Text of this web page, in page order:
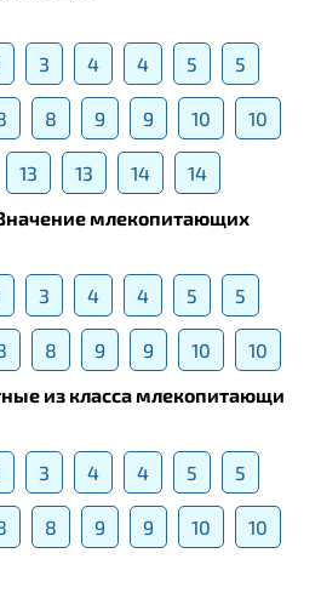
3 4 4 5 5
8 9 9 10 10
13 13 14
14
млекопитающих
3 4 4 5 5
8 9 9 10
10
из класса млекопитающи
3 4 4 5 5
8 9 9 10 10